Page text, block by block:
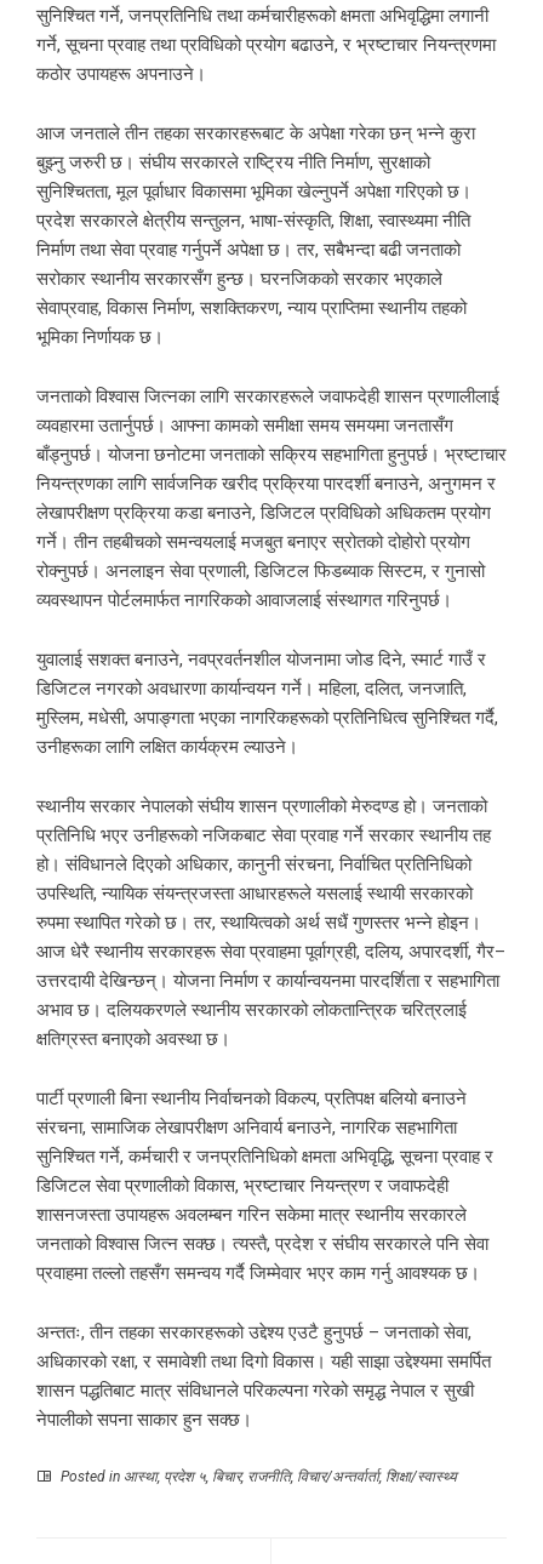
सुनिश्चित गर्ने, जनप्रतिनिधि तथा कर्मचारीहरूको क्षमता अभिवृद्धिमा लगानी
गर्ने, सूचना प्रवाह तथा प्रविधिको प्रयोग बढाउने, र भ्रष्टाचार नियन्त्रणमा
कठोर उपायहरू अपनाउने।
आज जनताले तीन तहका सरकारहरूबाट के अपेक्षा गरेका छन् भन्ने कुरा
बुझ्नु जरुरी छ। संघीय सरकारले राष्ट्रिय नीति निर्माण, सुरक्षाको
सुनिश्चितता, मूल पूर्वाधार विकासमा भूमिका खेल्नुपर्ने अपेक्षा गरिएको छ।
प्रदेश सरकारले क्षेत्रीय सन्तुलन, भाषा-संस्कृति, शिक्षा, स्वास्थ्यमा नीति
निर्माण तथा सेवा प्रवाह गर्नुपर्ने अपेक्षा छ। तर, सबैभन्दा बढी जनताको
सरोकार स्थानीय सरकारसँग हुन्छ। घरनजिकको सरकार भएकाले
सेवाप्रवाह, विकास निर्माण, सशक्तिकरण, न्याय प्राप्तिमा स्थानीय तहको
भूमिका निर्णायक छ।
जनताको विश्वास जित्नका लागि सरकारहरूले जवाफदेही शासन प्रणालीलाई
व्यवहारमा उतार्नुपर्छ। आफ्ना कामको समीक्षा समय समयमा जनतासँग
बाँड्नुपर्छ। योजना छनोटमा जनताको सक्रिय सहभागिता हुनुपर्छ। भ्रष्टाचार
नियन्त्रणका लागि सार्वजनिक खरीद प्रक्रिया पारदर्शी बनाउने, अनुगमन र
लेखापरीक्षण प्रक्रिया कडा बनाउने, डिजिटल प्रविधिको अधिकतम प्रयोग
गर्ने। तीन तहबीचको समन्वयलाई मजबुत बनाएर स्रोतको दोहोरो प्रयोग
रोक्नुपर्छ। अनलाइन सेवा प्रणाली, डिजिटल फिडब्याक सिस्टम, र गुनासो
व्यवस्थापन पोर्टलमार्फत नागरिकको आवाजलाई संस्थागत गरिनुपर्छ।
युवालाई सशक्त बनाउने, नवप्रवर्तनशील योजनामा जोड दिने, स्मार्ट गाउँ र
डिजिटल नगरको अवधारणा कार्यान्वयन गर्ने। महिला, दलित, जनजाति,
मुस्लिम, मधेसी, अपाङ्गता भएका नागरिकहरूको प्रतिनिधित्व सुनिश्चित गर्दै,
उनीहरूका लागि लक्षित कार्यक्रम ल्याउने।
स्थानीय सरकार नेपालको संघीय शासन प्रणालीको मेरुदण्ड हो। जनताको
प्रतिनिधि भएर उनीहरूको नजिकबाट सेवा प्रवाह गर्ने सरकार स्थानीय तह
हो। संविधानले दिएको अधिकार, कानुनी संरचना, निर्वाचित प्रतिनिधिको
उपस्थिति, न्यायिक संयन्त्रजस्ता आधारहरूले यसलाई स्थायी सरकारको
रुपमा स्थापित गरेको छ। तर, स्थायित्वको अर्थ सधैं गुणस्तर भन्ने होइन।
आज धेरै स्थानीय सरकारहरू सेवा प्रवाहमा पूर्वाग्रही, दलिय, अपारदर्शी, गैर–
उत्तरदायी देखिन्छन्। योजना निर्माण र कार्यान्वयनमा पारदर्शिता र सहभागिता
अभाव छ। दलियकरणले स्थानीय सरकारको लोकतान्त्रिक चरित्रलाई
क्षतिग्रस्त बनाएको अवस्था छ।
पार्टी प्रणाली बिना स्थानीय निर्वाचनको विकल्प, प्रतिपक्ष बलियो बनाउने
संरचना, सामाजिक लेखापरीक्षण अनिवार्य बनाउने, नागरिक सहभागिता
सुनिश्चित गर्ने, कर्मचारी र जनप्रतिनिधिको क्षमता अभिवृद्धि, सूचना प्रवाह र
डिजिटल सेवा प्रणालीको विकास, भ्रष्टाचार नियन्त्रण र जवाफदेही
शासनजस्ता उपायहरू अवलम्बन गरिन सकेमा मात्र स्थानीय सरकारले
जनताको विश्वास जित्न सक्छ। त्यस्तै, प्रदेश र संघीय सरकारले पनि सेवा
प्रवाहमा तल्लो तहसँग समन्वय गर्दै जिम्मेवार भएर काम गर्नु आवश्यक छ।
अन्ततः, तीन तहका सरकारहरूको उद्देश्य एउटै हुनुपर्छ – जनताको सेवा,
अधिकारको रक्षा, र समावेशी तथा दिगो विकास। यही साझा उद्देश्यमा समर्पित
शासन पद्धतिबाट मात्र संविधानले परिकल्पना गरेको समृद्ध नेपाल र सुखी
नेपालीको सपना साकार हुन सक्छ।
Posted in आस्था, प्रदेश ५, बिचार, राजनीति, विचार/अन्तर्वार्ता, शिक्षा/स्वास्थ्य